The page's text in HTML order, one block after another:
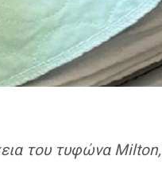
του τυφώνα Milton,